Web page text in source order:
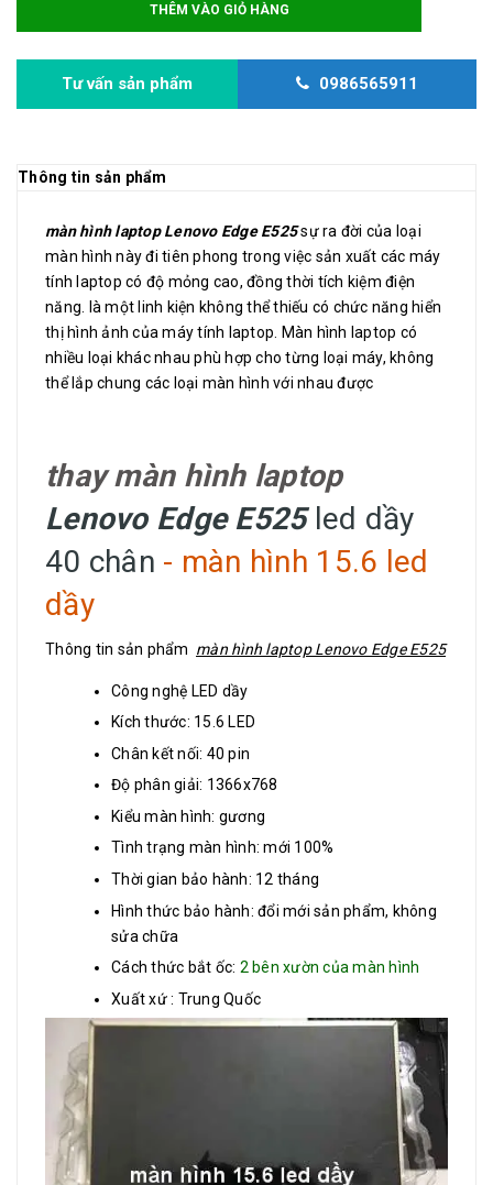
THÊM VÀO GIỎ HÀNG
Tư vấn sản phẩm 0986565911
Thông tin sản phẩm
màn hình laptop Lenovo Edge E525sự ra đời của loại
màn hình này đi tiên phong trong việc sản xuất các máy
tính laptop có độ mỏng cao, đồng thời tích kiệm điện
năng. là một linh kiện không thể thiếu có chức năng hiển
thị hình ảnh của máy tính laptop. Màn hình laptop có
nhiều loại khác nhau phù hợp cho từng loại máy, không
thể lắp chung các loại màn hình với nhau được
thay màn hình laptop
Lenovo Edge E525led dầy
40 chân - màn hình 15.6 led
dầy
Thông tin sản phẩm màn hình laptop Lenovo Edge E525
Công nghệ LED dầy
Kích thước: 15.6 LED
Chân kết nối: 40 pin
Độ phân giải: 1366x768
Kiểu màn hình: gương
Tình trạng màn hình: mới 100%
Thời gian bảo hành: 12 tháng
Hình thức bảo hành: đổi mới sản phẩm, không
sửa chữa
Cách thức bắt ốc: 2 bên xườn của màn hình
Xuất xứ : Trung Quốc